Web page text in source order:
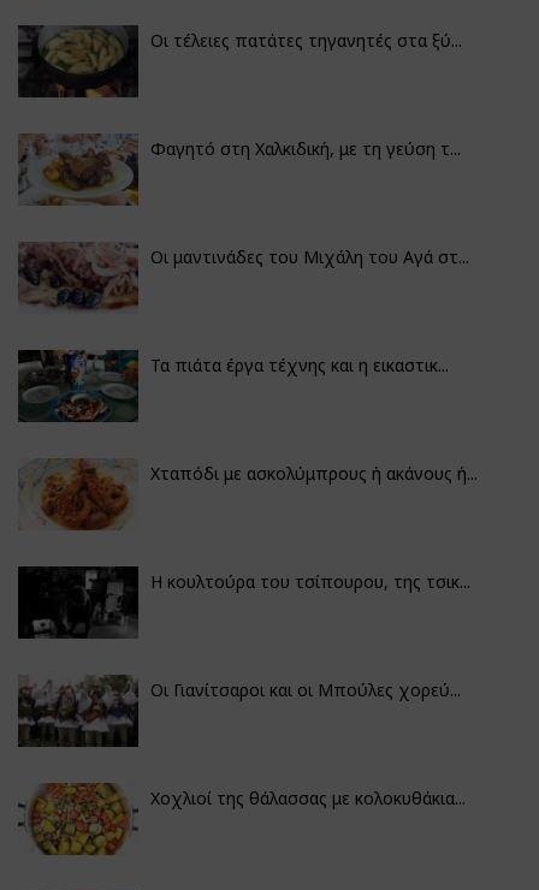
Οι τέλειες πατάτες τηγανητές στα ξύ...
Φαγητό στη Χαλκιδική, με τη γεύση τ...
Οι μαντινάδες του Μιχάλη του Αγά στ...
Τα πιάτα έργα τέχνης και η εικαστικ...
Χταπόδι με ασκολύμπρους ή ακάνους ή...
Η κουλτούρα του τσίπουρου, της τσικ...
Οι Γιανίτσαροι και οι Μπούλες χορεύ...
Χοχλιοί της θάλασσας με κολοκυθάκια...